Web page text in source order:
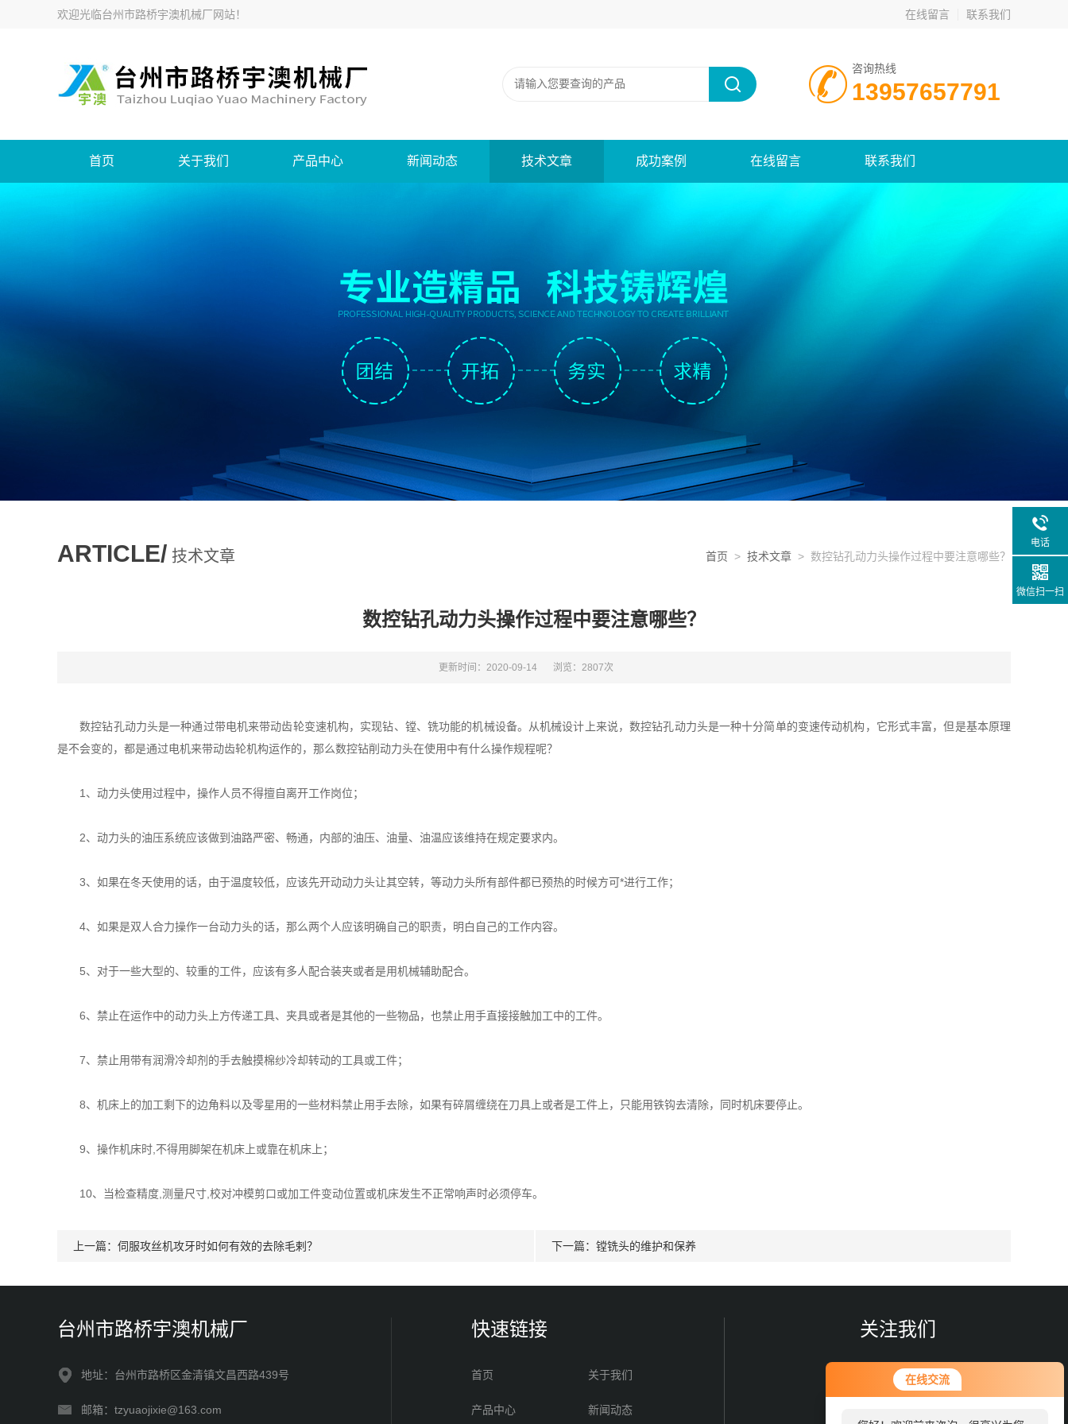
在线交流
欢迎光临台州市路桥宇澳机械厂网站！ 在线留言 联系我们
咨询热线
13957657791
首页 关于我们 产品中心 新闻动态 技术文章 成功案例 在线留言 联系我们
ARTICLE/ 技术文章 首页 > 技术文章 > 数控钻孔动力头操作过程中要注意哪些？
数控钻孔动力头操作过程中要注意哪些？
更新时间：2020-09-14 浏览：2807次
数控钻孔动力头是一种通过带电机来带动齿轮变速机构，实现钻、镗、铣功能的机械设备。从机械设计上来说，数控钻孔动力头是一种十分简单的变速传动机构，它形式丰富，但是基本原理
是不会变的，都是通过电机来带动齿轮机构运作的，那么数控钻削动力头在使用中有什么操作规程呢？
1、动力头使用过程中，操作人员不得擅自离开工作岗位；
2、动力头的油压系统应该做到油路严密、畅通，内部的油压、油量、油温应该维持在规定要求内。
3、如果在冬天使用的话，由于温度较低，应该先开动动力头让其空转，等动力头所有部件都已预热的时候方可*进行工作；
4、如果是双人合力操作一台动力头的话，那么两个人应该明确自己的职责，明白自己的工作内容。
5、对于一些大型的、较重的工件，应该有多人配合装夹或者是用机械辅助配合。
6、禁止在运作中的动力头上方传递工具、夹具或者是其他的一些物品，也禁止用手直接接触加工中的工件。
7、禁止用带有润滑冷却剂的手去触摸棉纱冷却转动的工具或工件；
8、机床上的加工剩下的边角料以及零星用的一些材料禁止用手去除，如果有碎屑缠绕在刀具上或者是工件上，只能用铁钩去清除，同时机床要停止。
9、操作机床时,不得用脚架在机床上或靠在机床上；
10、当检查精度,测量尺寸,校对冲模剪口或加工件变动位置或机床发生不正常响声时必须停车。
上一篇： 伺服攻丝机攻牙时如何有效的去除毛剌？ 下一篇： 镗铣头的维护和保养
台州市路桥宇澳机械厂
地址：台州市路桥区金清镇文昌西路439号
邮箱：tzyuaojixie@163.com
快速链接
首页 关于我们
产品中心 新闻动态
关注我们
电话
微信扫一扫